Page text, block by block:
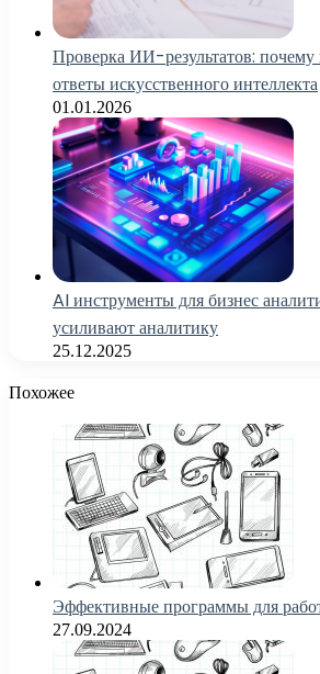
Проверка ИИ-результатов: почему
ответы искусственного интеллекта
01.01.2026
AI инструменты для бизнес
усиливают аналитику
25.12.2025
Похожее
Эффективные программы для
27.09.2024